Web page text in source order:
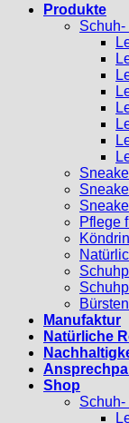
Produkte
Pflege
Manufaktur
Natürliche
Shop